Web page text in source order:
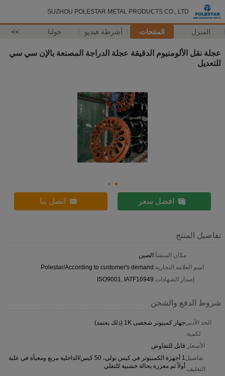
SUZHOU POLESTAR METAL PRODUCTS CO., LTD
المنزل المنتجات أشرطة فيديو حولنا >>
عجلة نقل الألومنيوم الدقيقة عجلة الدراجة المصنعة بالإن سي سي
للتعديل
افضل سعر اتصل بنا
تفاصيل المنتج
مكان المنشأ:الصين
اسم العلامة التجارية:Polestar/According to customer's demand
إصدار الشهادات:ISO9001, IATF16949
شروط الدفع والشحن
الحد الأدنى
لكمية:
جهاز كمبيوتر شخصى 1K (ذلك يعتمد)
الأسعار:قابل للتفاوض
تفاصيل
التغليف:
1 أجهزة الكمبيوتر في كيس بولي، 50 كيس/الداخلية مربع ومعبأة في علبة
أولاً ثم معززة بحالة خشبية للتغلي